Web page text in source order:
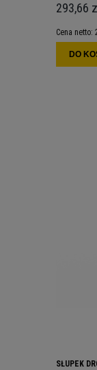
293,66
Cena netto:
DO
SŁUPEK